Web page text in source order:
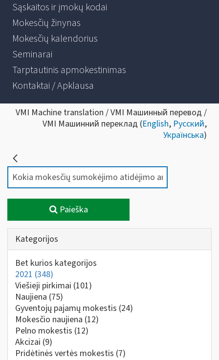
Sąskaitos ir įmokų kodai
Mokesčių žinynas
Mokesčių kalendorius
Seminarai
Tarptautinis apmokestinimas
Kontaktai / Apklausa
VMI Machine translation / VMI Машинный перевод /
VMI Машинний переклад (English, Русский,
Українська)
Paieška
Kategorijos
Bet kurios kategorijos
2021 (348)
Viešieji pirkimai (101)
Naujiena (75)
Gyventojų pajamų mokestis (24)
Mokesčio naujiena (12)
Pelno mokestis (12)
Akcizai (9)
Pridėtinės vertės mokestis (7)